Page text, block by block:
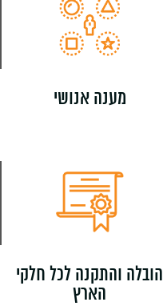
מענה אנושי
הובלה והתקנה לכל חלקי
הארץ